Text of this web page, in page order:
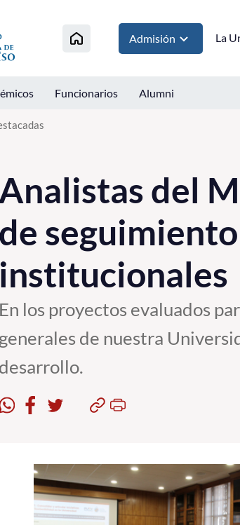
contenido
Admisión La
Funcionarios Alumni
del
de
institucionales
En los proyectos evaluados
generales de nuestra
desarrollo.